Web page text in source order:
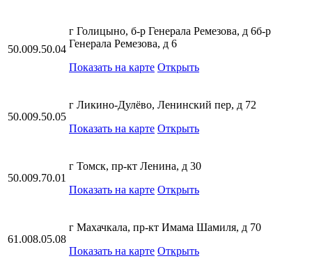
50.009.50.04
г Голицыно, б-р Генерала Ремезова, д 6б-р
Генерала Ремезова, д 6
Показать на карте Открыть
50.009.50.05
г Ликино-Дулёво, Ленинский пер, д 72
Показать на карте Открыть
50.009.70.01
г Томск, пр-кт Ленина, д 30
Показать на карте Открыть
61.008.05.08
г Махачкала, пр-кт Имама Шамиля, д 70
Показать на карте Открыть